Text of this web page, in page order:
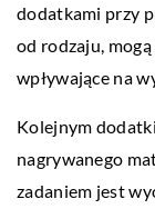
dodatkami przy
od rodzaju,
wpływające na
Kolejnym
nagrywanego
zadaniem jest